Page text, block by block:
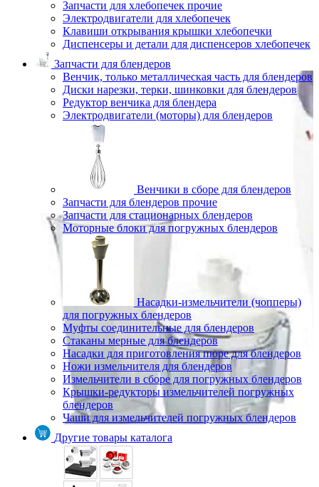
Запчасти для хлебопечек прочие
Электродвигатели для хлебопечек
Клавиши открывания крышки хлебопечки
Диспенсеры и детали для диспенсеров хлебопечек
Запчасти для блендеров
Венчик, только металлическая часть для блендеров
Диски нарезки, терки, шинковки для блендеров
Редуктор венчика для блендера
Электродвигатели (моторы) для блендеров
Венчики в сборе для блендеров
Запчасти для блендеров прочие
Запчасти для стационарных блендеров
Моторные блоки для погружных блендеров
Насадки-измельчители (чопперы)
для погружных блендеров
Муфты соединительные для блендеров
Стаканы мерные для блендеров
Насадки для приготовления пюре для блендеров
Ножи измельчителя для блендеров
Измельчители в сборе для погружных блендеров
Крышки-редукторы измельчителей погружных
блендеров
Чаши для измельчителей погружных блендеров
Другие товары каталога